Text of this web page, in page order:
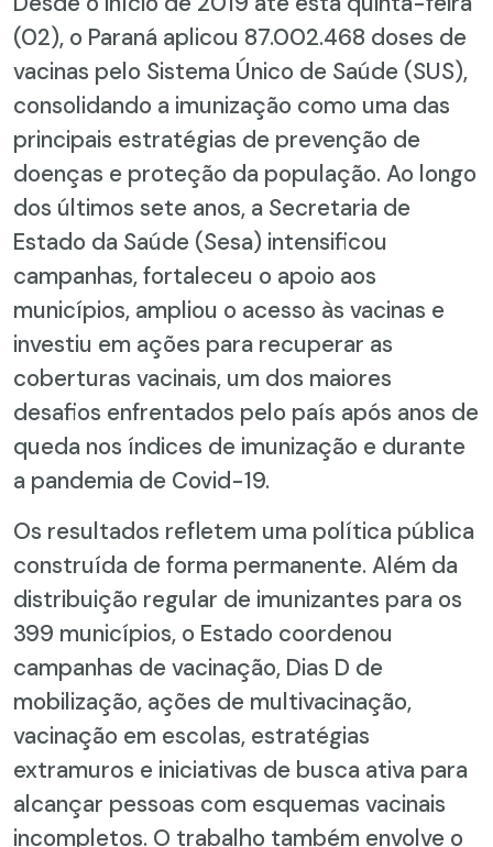
(02), o Paraná aplicou 87.002.468 doses de
vacinas pelo Sistema Único de Saúde (SUS),
consolidando a imunização como uma das
principais estratégias de prevenção de
doenças e proteção da população. Ao longo
dos últimos sete anos, a Secretaria de
Estado da Saúde (Sesa) intensificou
campanhas, fortaleceu o apoio aos
municípios, ampliou o acesso às vacinas e
investiu em ações para recuperar as
coberturas vacinais, um dos maiores
desafios enfrentados pelo país após anos de
queda nos índices de imunização e durante
a pandemia de Covid-19.
Os resultados refletem uma política pública
construída de forma permanente. Além da
distribuição regular de imunizantes para os
399 municípios, o Estado coordenou
campanhas de vacinação, Dias D de
mobilização, ações de multivacinação,
vacinação em escolas, estratégias
extramuros e iniciativas de busca ativa para
alcançar pessoas com esquemas vacinais
incompletos. O trabalho também envolve o